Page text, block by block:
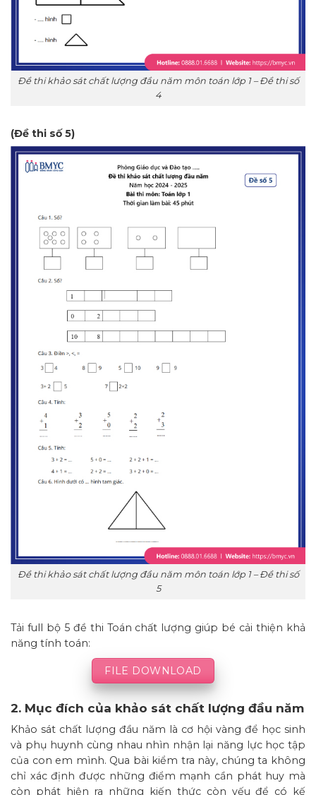
Đề thi khảo sát chất lượng đầu năm môn toán lớp 1 – Đề thi số
4
(Đề thi số 5)
Đề thi khảo sát chất lượng đầu năm môn toán lớp 1 – Đề thi số
5
Tải full bộ 5 đề thi Toán chất lượng giúp bé cải thiện khả
năng tính toán:
FILE DOWNLOAD
2. Mục đích của khảo sát chất lượng đầu năm
Khảo sát chất lượng đầu năm là cơ hội vàng để học sinh
và phụ huynh cùng nhau nhìn nhận lại năng lực học tập
của con em mình. Qua bài kiểm tra này, chúng ta không
chỉ xác định được những điểm mạnh cần phát huy mà
còn phát hiện ra những kiến thức còn yếu để có kế